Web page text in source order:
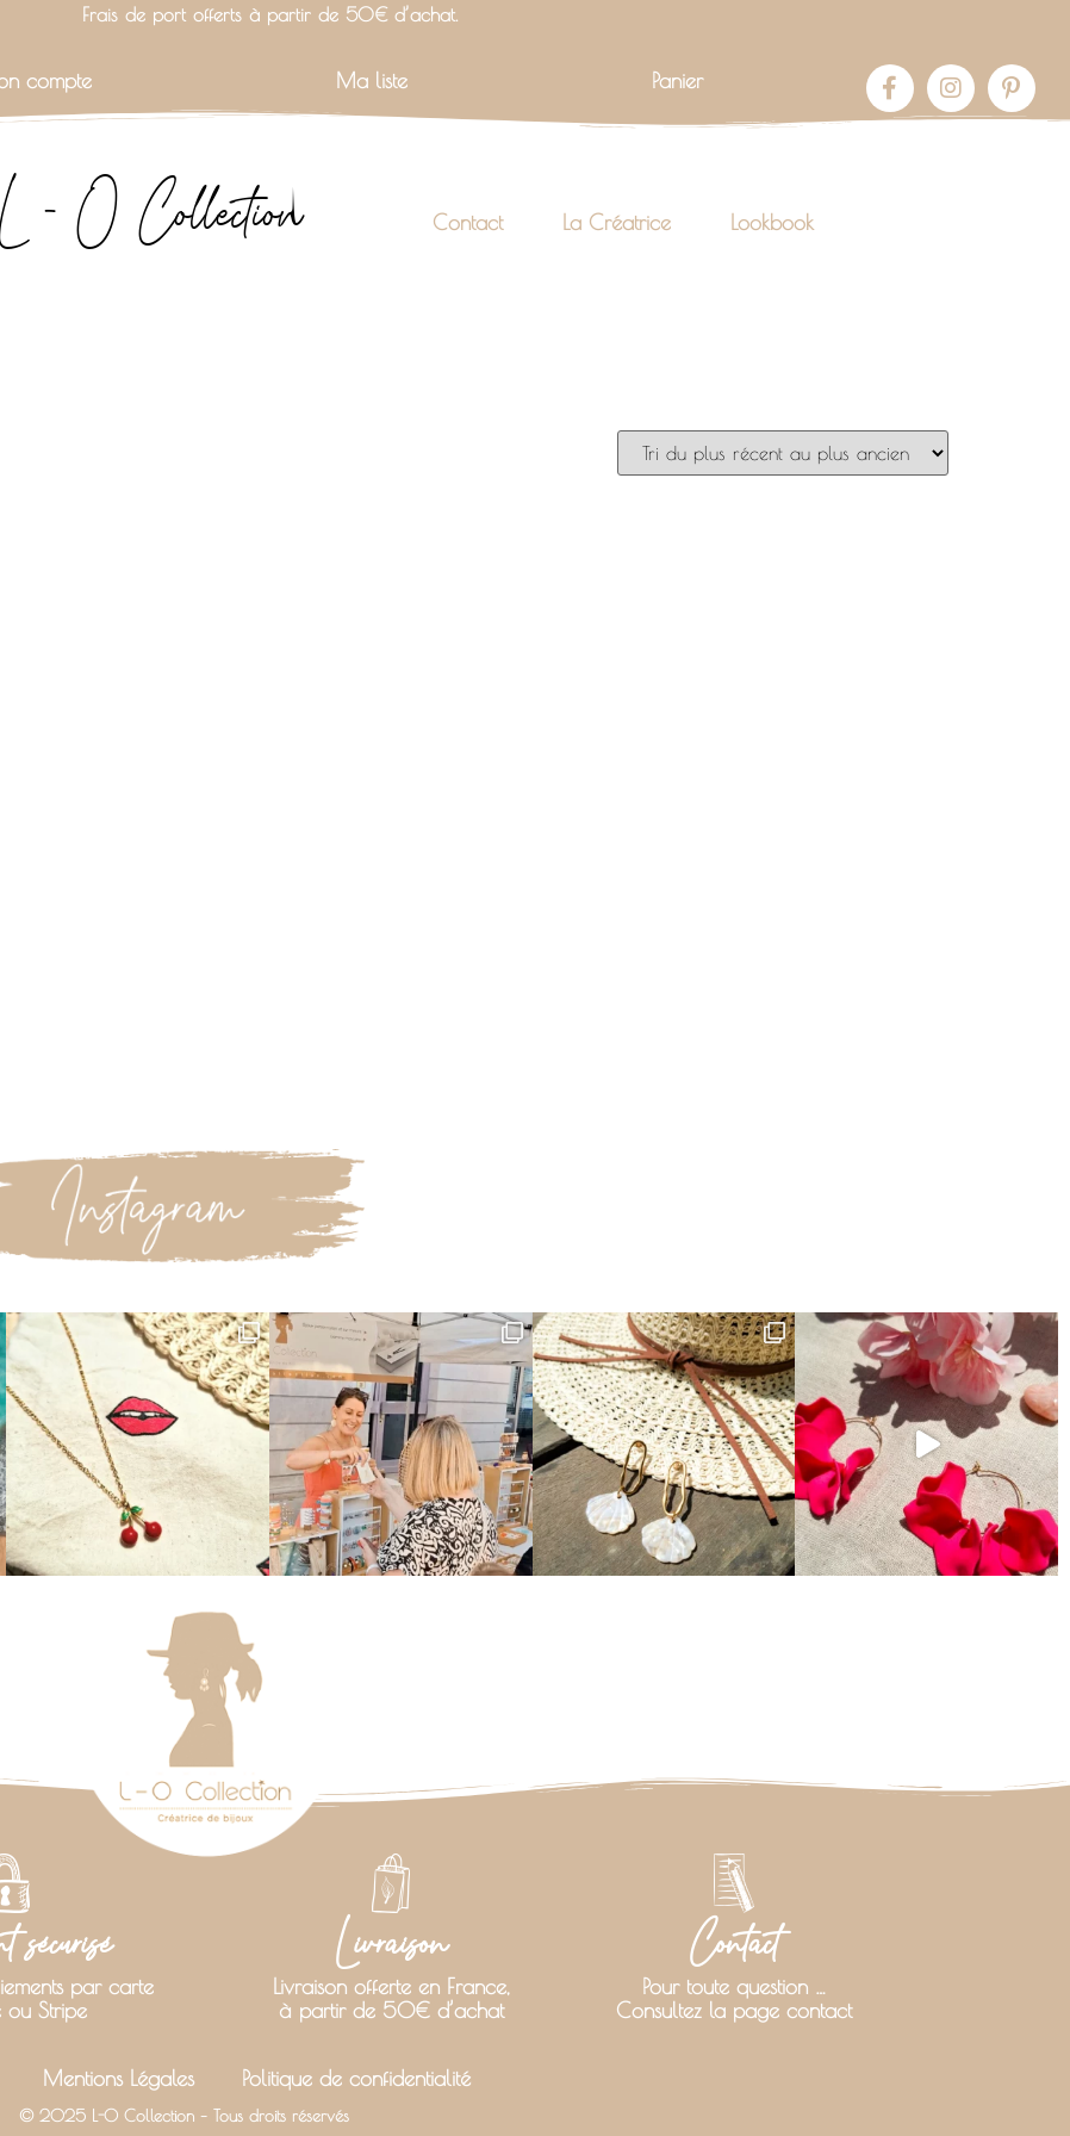
Frais de port offerts à partir de 50€ d’achat.
compte Ma liste Panier
- O Collection Contact La Créatrice Lookbook
sécurisé
par carte
ou Stripe
Livraison
Livraison offerte en France,
à partir de 50€ d’achat
Contact
Pour toute question …
Consultez la page contact
Mentions Légales Politique de confidentialité
© 2025 L-O Collection – Tous droits réservés